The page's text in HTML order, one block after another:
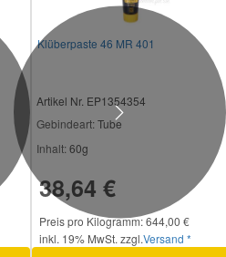
Klüberpaste 46 MR 401
Artikel Nr. EP1354354
Gebindeart: Tube
Inhalt: 60g
38,64 €
Preis pro Kilogramm: 644,00 €
inkl. 19% MwSt. zzgl.Versand *
Next